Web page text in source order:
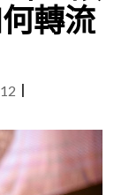
首
歌。
己
一
場
音
樂
轉流